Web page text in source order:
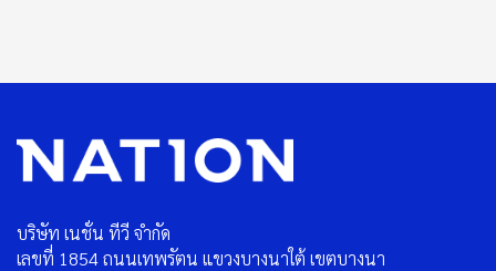
บริษัท เนชั่น ทีวี จำกัด
เลขที่ 1854 ถนนเทพรัตน แขวงบางนาใต้ เขตบางนา